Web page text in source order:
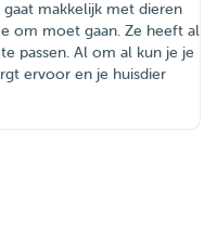
gaat makkelijk met dieren
om moet gaan. Ze heeft al
passen. Al om al kun je je
ervoor en je huisdier